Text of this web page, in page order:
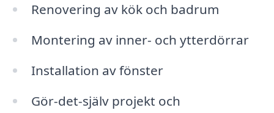
Renovering av kök och badrum
Montering av inner- och ytterdörrar
Installation av fönster
Gör-det-själv projekt och